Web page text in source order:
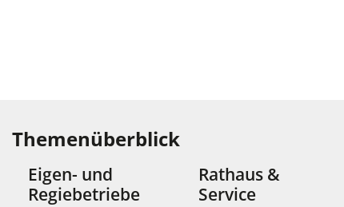
Themenüberblick
Eigen- und
Regiebetriebe
Rathaus &
Service